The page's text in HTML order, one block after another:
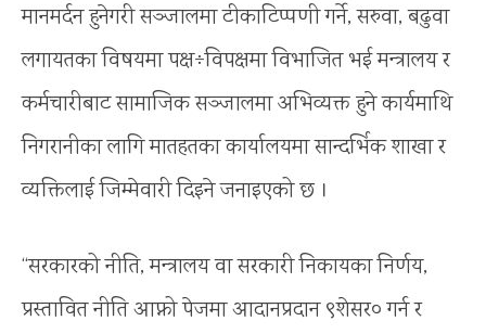
मानमर्दन हुनेगरी सञ्जालमा टीकाटिप्पणी गर्ने, सरुवा, बढुवा
लगायतका विषयमा पक्ष÷विपक्षमा विभाजित भई मन्त्रालय र
कर्मचारीबाट सामाजिक सञ्जालमा अभिव्यक्त हुने कार्यमाथि
निगरानीका लागि मातहतका कार्यालयमा सान्दर्भिक शाखा र
व्यक्तिलाई जिम्मेवारी दिइने जनाइएको छ ।
“सरकारको नीति, मन्त्रालय वा सरकारी निकायका निर्णय,
प्रस्तावित नीति आफ्नो पेजमा आदानप्रदान ९शेसर० गर्न र